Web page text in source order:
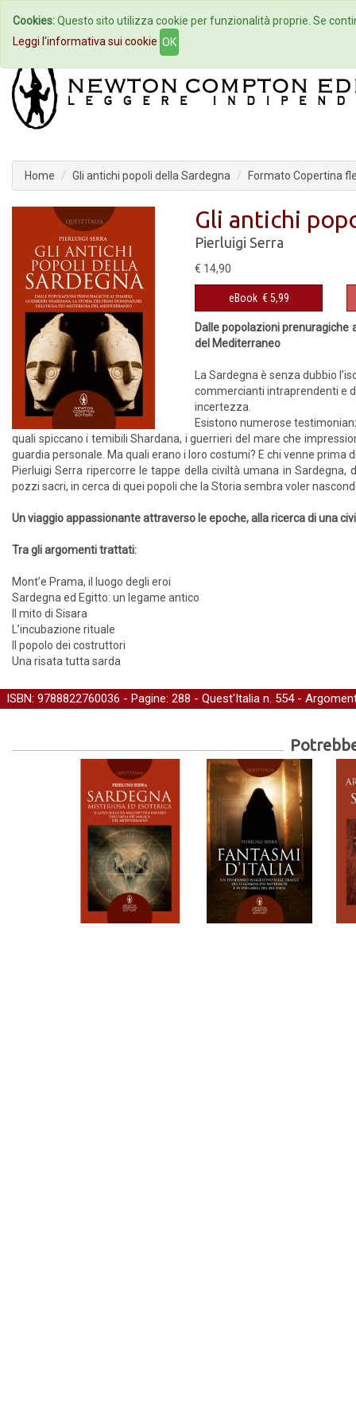
Home Autori Eventi
Home Gli antichi popoli della Sardegna Formato Copertina
Gli antichi
Pierluigi Serra
€ 14,90
eBook € 5,99
Dalle popolazioni prenuragiche
del Mediterraneo
La Sardegna è senza dubbio
commercianti intraprendenti e
incertezza.
Esistono numerose
quali spiccano i temibili Shardana, i guerrieri del mare che
guardia personale. Ma quali erano i loro costumi? E chi venne prima
Pierluigi Serra ripercorre le tappe della civiltà umana in
pozzi sacri, in cerca di quei popoli che la Storia sembra voler
Un viaggio appassionante attraverso le epoche, alla ricerca di una
Tra gli argomenti trattati:
Mont’e Prama, il luogo degli eroi
Sardegna ed Egitto: un legame antico
Il mito di Sisara
L’incubazione rituale
Il popolo dei costruttori
Una risata tutta sarda
ISBN: 9788822760036 - Pagine: 288 - Quest'Italia n. 554 -
Cookies:Questo sito utilizza cookie per funzionalità proprie. Se
Leggi l'informativa sui cookie OK